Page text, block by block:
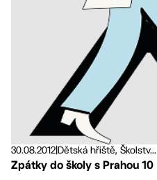
30.08.2012Dětská hřiště, Školstv...
Zpátky do školy s Prahou 10